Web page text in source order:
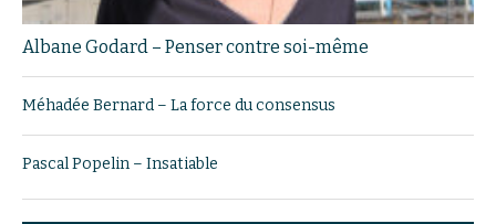
Albane Godard – Penser contre soi-même
Méhadée Bernard – La force du consensus
Pascal Popelin – Insatiable